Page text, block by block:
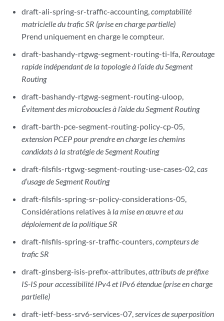
draft-ali-spring-sr-traffic-accounting,comptabilité
matricielle du trafic SR (prise en charge partielle)
Prend uniquement en charge le compteur.
draft-bashandy-rtgwg-segment-routing-ti-lfa, Reroutage
rapide indépendant de la topologie à l’aide du Segment
Routing
draft-bashandy-rtgwg-segment-routing-uloop,
Évitement des microboucles à l’aide du Segment Routing
draft-barth-pce-segment-routing-policy-cp-05,
extension PCEP pour prendre en charge les chemins
candidats à la stratégie de Segment Routing
draft-filsfils-rtgwg-segment-routing-use-cases-02,cas
d’usage de Segment Routing
draft-filsfils-spring-sr-policy-considerations-05,
Considérations relatives à la mise en œuvre et au
déploiement de la politique SR
draft-filsfils-spring-sr-traffic-counters,compteurs de
trafic SR
draft-ginsberg-isis-prefix-attributes,attributs de préfixe
IS-IS pour accessibilité IPv4 et IPv6 étendue (prise en charge
partielle)
draft-ietf-bess-srv6-services-07,services de superposition